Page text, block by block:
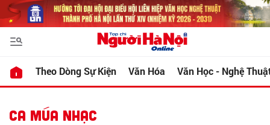
Theo Dòng Sự Kiện Văn Hóa Văn Học - Nghệ
CA MÚA NHẠC